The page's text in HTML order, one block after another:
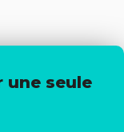
une seule